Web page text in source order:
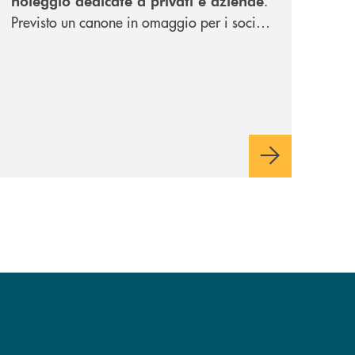
Previsto un canone in omaggio per i soci